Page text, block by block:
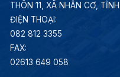
THÔN 11, XÃ NHÂN CƠ,
ĐIỆN THOẠI:
082 812 3355
FAX:
02613 649 058